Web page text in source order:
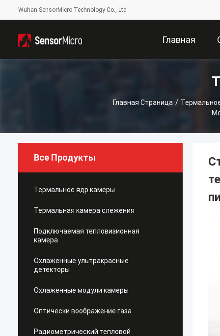
Wuhan SensorMicro Technology Co., Ltd
Главная
Главная Страница /
Все Продукты
Термальное ядр камеры
Термальная камера слежения
Подключаемая тепловизионная
камера
Охлаженные ультракрасные
детекторы
Охлаженные модули камеры
Оптически воображение газа
Радиометрический тепловой